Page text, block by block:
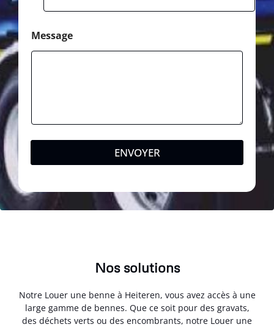
Message
ENVOYER
Nos solutions
Notre Louer une benne à Heiteren, vous avez accès à une
large gamme de bennes. Que ce soit pour des gravats,
des déchets verts ou des encombrants, notre Louer une